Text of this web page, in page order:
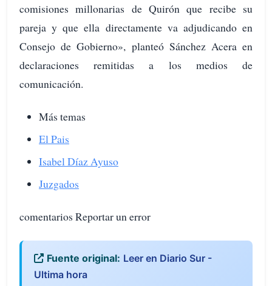
comisiones millonarias de Quirón que recibe su
pareja y que ella directamente va adjudicando en
Consejo de Gobierno», planteó Sánchez Acera en
declaraciones remitidas a los medios de
comunicación.
Más temas
El Pais
Isabel Díaz Ayuso
Juzgados
comentarios Reportar un error
Fuente original: Leer en Diario Sur -
Ultima hora